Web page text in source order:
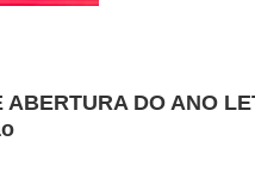
ABERTURA DO ANO